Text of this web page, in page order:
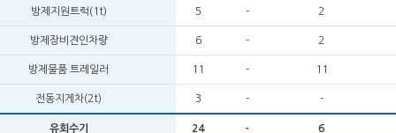
방제지원트럭(1t) 5 - 2
방제장비견인차량 6 - 2
방제물품 트레일러 11 - 11
전동지게차(2t) 3 - -
유회수기 24 - 6